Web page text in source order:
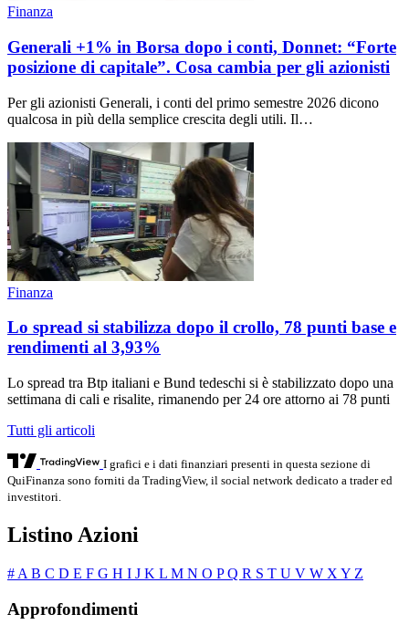
Finanza
Generali +1% in Borsa dopo i conti, Donnet: “Forte
posizione di capitale”. Cosa cambia per gli azionisti
Per gli azionisti Generali, i conti del primo semestre 2026 dicono
qualcosa in più della semplice crescita degli utili. Il…
Finanza
Lo spread si stabilizza dopo il crollo, 78 punti base e
rendimenti al 3,93%
Lo spread tra Btp italiani e Bund tedeschi si è stabilizzato dopo una
settimana di cali e risalite, rimanendo per 24 ore attorno ai 78 punti
Tutti gli articoli
I grafici e i dati finanziari presenti in questa sezione di
QuiFinanza sono forniti da TradingView, il social network dedicato a trader ed
investitori.
Listino Azioni
# A B C D E F G H I J K L M N O PQ R S T U V W X Y Z
Approfondimenti